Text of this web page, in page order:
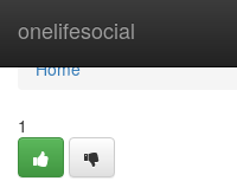
onelifesocial
Home
Home
1